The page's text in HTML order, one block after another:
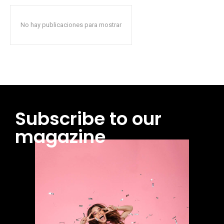
No hay publicaciones para mostrar
Subscribe to our
magazine